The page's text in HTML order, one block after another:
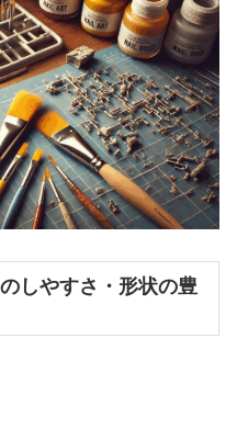
しやすさ・形状の豊